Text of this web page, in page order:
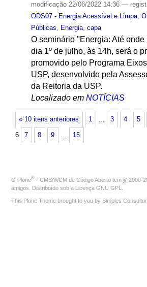
modificação22/06/2022 14:36 —
ODS07 - Energia Acessível e Limpa,
Públicas, Energia, capa
O seminário "Energia: Até
dia 1º de julho, às 14h, será o
promovido pelo Programa
USP, desenvolvido pela
da Reitoria da USP.
Localizado em NOTÍCIAS
« 10 itens anteriores 1 … 3 4 5
6 7 8 9 … 15
O Plone® - CMS/WCM de Código Aberto tem © 2000-
amigos. Distribuído sob a Licença GNU GPL
This Plone Theme brought to you by Simples